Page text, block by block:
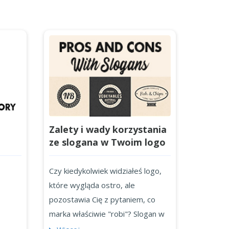
Zalety i wady korzystania
ze slogana w Twoim logo
Czy kiedykolwiek widziałeś logo,
które wygląda ostro, ale
pozostawia Cię z pytaniem, co
marka właściwie "robi"? Slogan w